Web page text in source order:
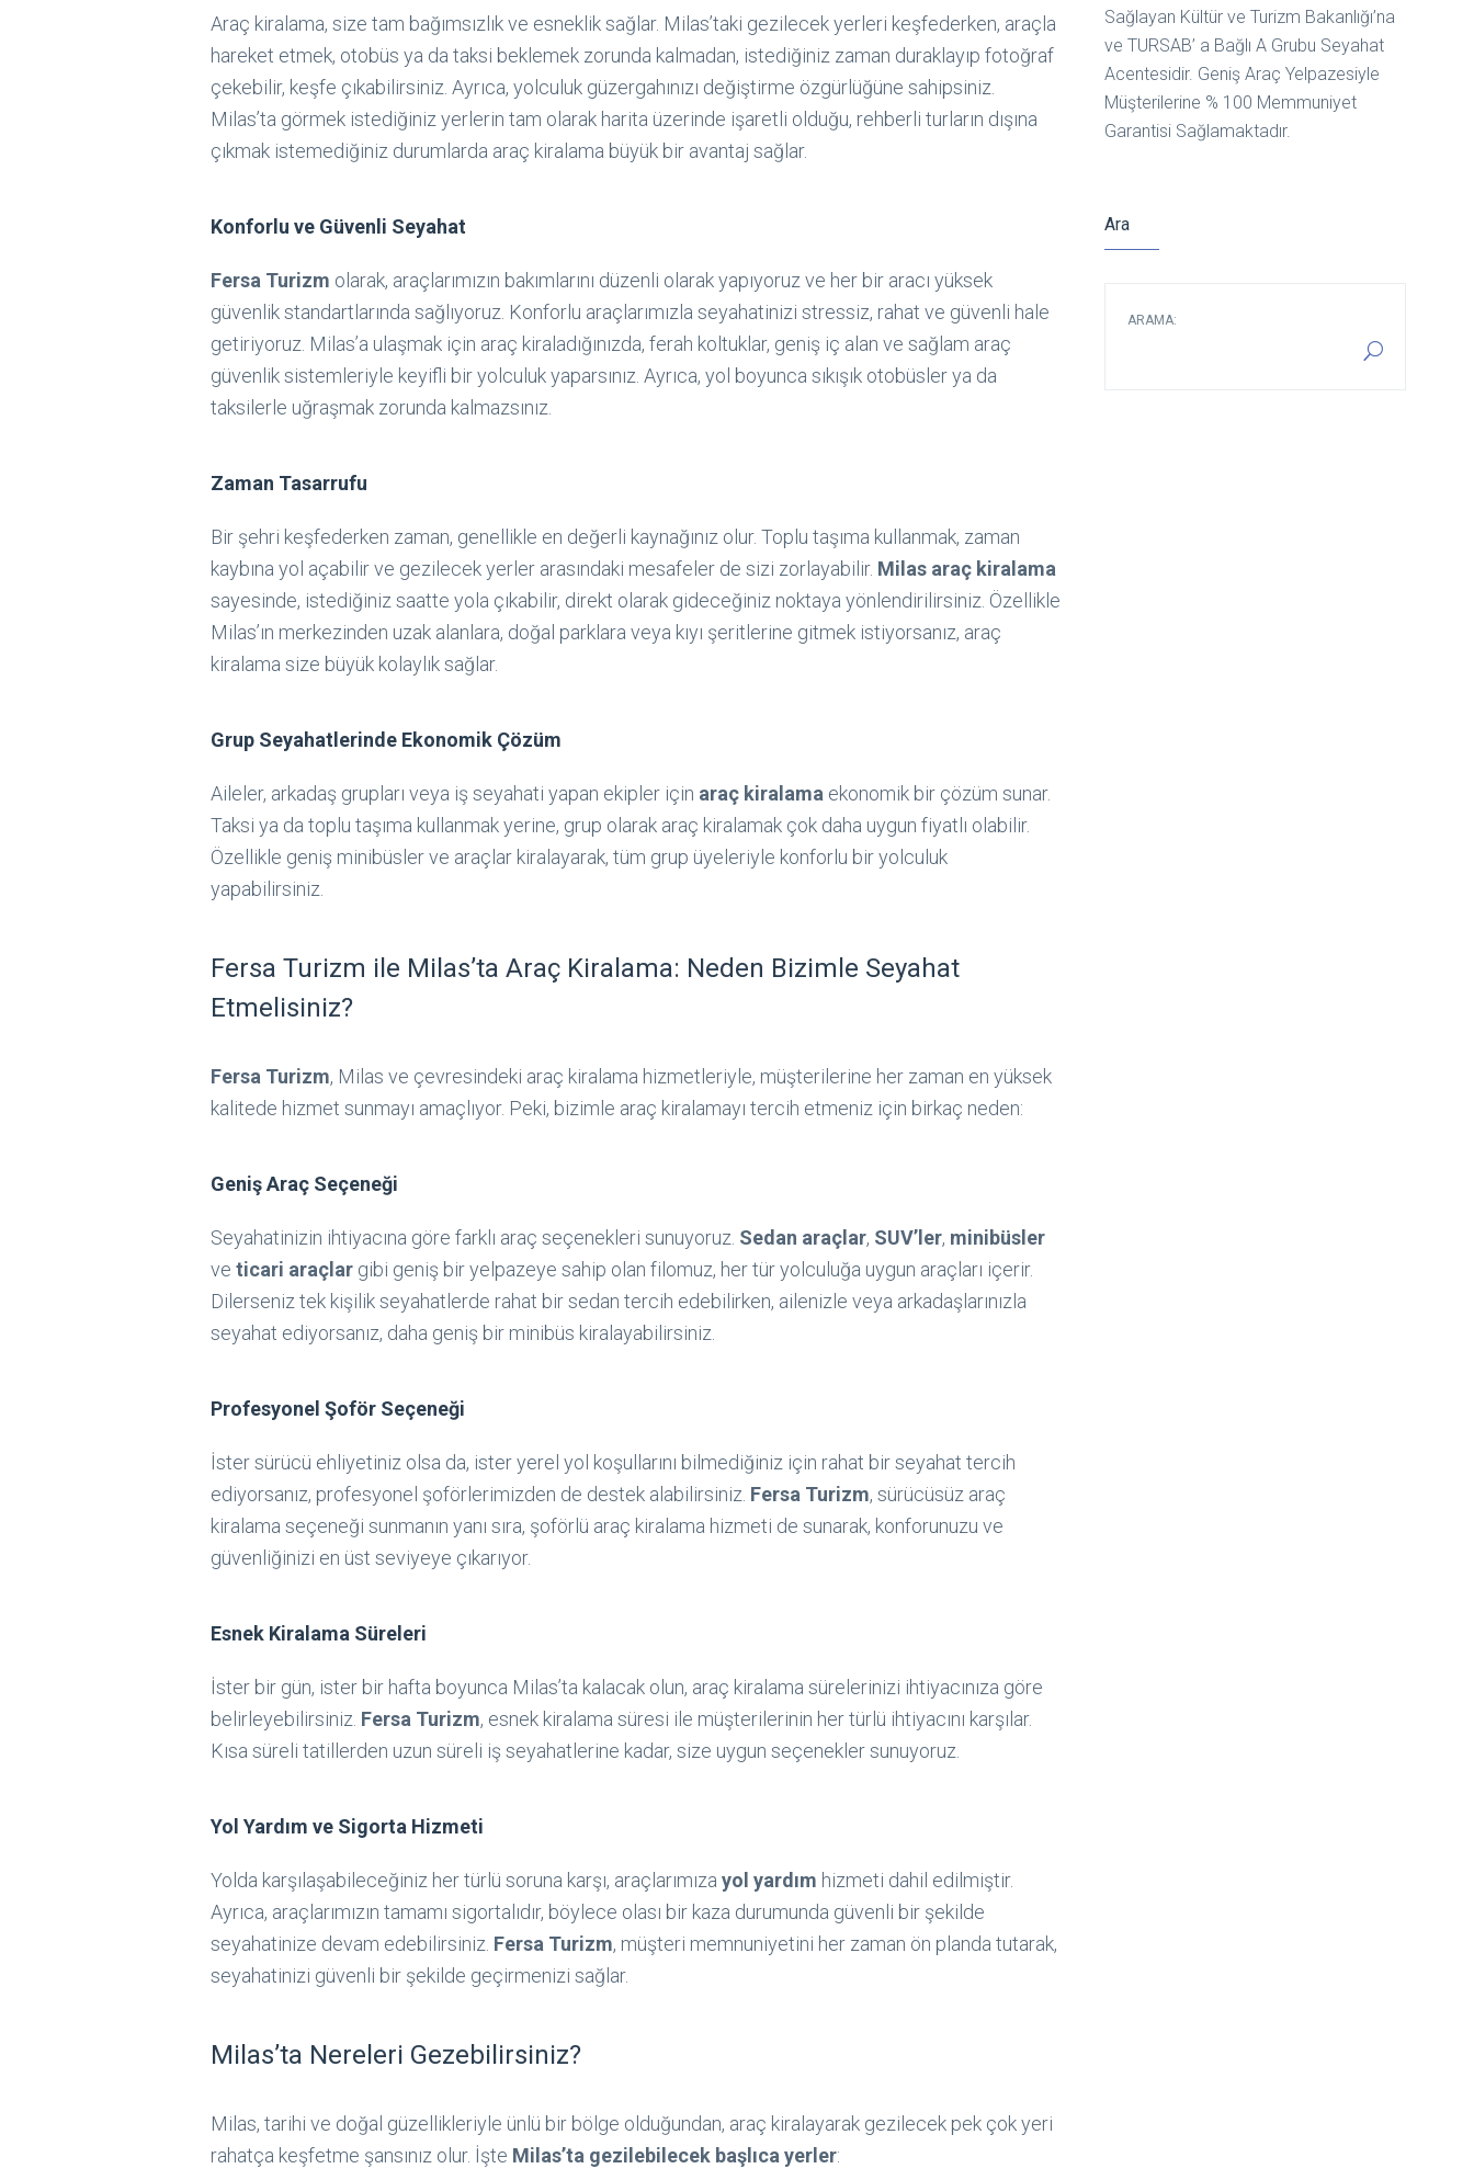
Araç kiralama, size tam bağımsızlık ve esneklik sağlar. Milas’taki gezilecek yerleri keşfederken, araçla
hareket etmek, otobüs ya da taksi beklemek zorunda kalmadan, istediğiniz zaman duraklayıp fotoğraf
çekebilir, keşfe çıkabilirsiniz. Ayrıca, yolculuk güzergahınızı değiştirme özgürlüğüne sahipsiniz.
Milas’ta görmek istediğiniz yerlerin tam olarak harita üzerinde işaretli olduğu, rehberli turların dışına
çıkmak istemediğiniz durumlarda araç kiralama büyük bir avantaj sağlar.
Konforlu ve Güvenli Seyahat
Fersa Turizm olarak, araçlarımızın bakımlarını düzenli olarak yapıyoruz ve her bir aracı yüksek
güvenlik standartlarında sağlıyoruz. Konforlu araçlarımızla seyahatinizi stressiz, rahat ve güvenli hale
getiriyoruz. Milas’a ulaşmak için araç kiraladığınızda, ferah koltuklar, geniş iç alan ve sağlam araç
güvenlik sistemleriyle keyifli bir yolculuk yaparsınız. Ayrıca, yol boyunca sıkışık otobüsler ya da
taksilerle uğraşmak zorunda kalmazsınız.
Zaman Tasarrufu
Bir şehri keşfederken zaman, genellikle en değerli kaynağınız olur. Toplu taşıma kullanmak, zaman
kaybına yol açabilir ve gezilecek yerler arasındaki mesafeler de sizi zorlayabilir. Milas araç kiralama
sayesinde, istediğiniz saatte yola çıkabilir, direkt olarak gideceğiniz noktaya yönlendirilirsiniz. Özellikle
Milas’ın merkezinden uzak alanlara, doğal parklara veya kıyı şeritlerine gitmek istiyorsanız, araç
kiralama size büyük kolaylık sağlar.
Grup Seyahatlerinde Ekonomik Çözüm
Aileler, arkadaş grupları veya iş seyahati yapan ekipler için araç kiralama ekonomik bir çözüm sunar.
Taksi ya da toplu taşıma kullanmak yerine, grup olarak araç kiralamak çok daha uygun fiyatlı olabilir.
Özellikle geniş minibüsler ve araçlar kiralayarak, tüm grup üyeleriyle konforlu bir yolculuk
yapabilirsiniz.
Fersa Turizm ile Milas’ta Araç Kiralama: Neden Bizimle Seyahat
Etmelisiniz?
Fersa Turizm, Milas ve çevresindeki araç kiralama hizmetleriyle, müşterilerine her zaman en yüksek
kalitede hizmet sunmayı amaçlıyor. Peki, bizimle araç kiralamayı tercih etmeniz için birkaç neden:
Geniş Araç Seçeneği
Seyahatinizin ihtiyacına göre farklı araç seçenekleri sunuyoruz. Sedan araçlar, SUV’ler, minibüsler
ve ticari araçlar gibi geniş bir yelpazeye sahip olan filomuz, her tür yolculuğa uygun araçları içerir.
Dilerseniz tek kişilik seyahatlerde rahat bir sedan tercih edebilirken, ailenizle veya arkadaşlarınızla
seyahat ediyorsanız, daha geniş bir minibüs kiralayabilirsiniz.
Profesyonel Şoför Seçeneği
İster sürücü ehliyetiniz olsa da, ister yerel yol koşullarını bilmediğiniz için rahat bir seyahat tercih
ediyorsanız, profesyonel şoförlerimizden de destek alabilirsiniz. Fersa Turizm, sürücüsüz araç
kiralama seçeneği sunmanın yanı sıra, şoförlü araç kiralama hizmeti de sunarak, konforunuzu ve
güvenliğinizi en üst seviyeye çıkarıyor.
Esnek Kiralama Süreleri
İster bir gün, ister bir hafta boyunca Milas’ta kalacak olun, araç kiralama sürelerinizi ihtiyacınıza göre
belirleyebilirsiniz. Fersa Turizm, esnek kiralama süresi ile müşterilerinin her türlü ihtiyacını karşılar.
Kısa süreli tatillerden uzun süreli iş seyahatlerine kadar, size uygun seçenekler sunuyoruz.
Yol Yardım ve Sigorta Hizmeti
Yolda karşılaşabileceğiniz her türlü soruna karşı, araçlarımıza yol yardım hizmeti dahil edilmiştir.
Ayrıca, araçlarımızın tamamı sigortalıdır, böylece olası bir kaza durumunda güvenli bir şekilde
seyahatinize devam edebilirsiniz. Fersa Turizm, müşteri memnuniyetini her zaman ön planda tutarak,
seyahatinizi güvenli bir şekilde geçirmenizi sağlar.
Milas’ta Nereleri Gezebilirsiniz?
Milas, tarihi ve doğal güzellikleriyle ünlü bir bölge olduğundan, araç kiralayarak gezilecek pek çok yeri
rahatça keşfetme şansınız olur. İşte Milas’ta gezilebilecek başlıca yerler:
Sağlayan Kültür ve Turizm Bakanlığı’na
ve TURSAB’ a Bağlı A Grubu Seyahat
Acentesidir. Geniş Araç Yelpazesiyle
Müşterilerine % 100 Memmuniyet
Garantisi Sağlamaktadır.
Ara
ARAMA: